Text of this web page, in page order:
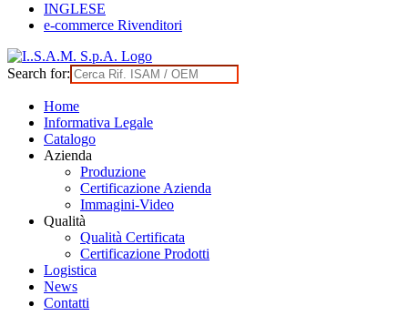
INGLESE
e-commerce Rivenditori
Search for:
Home
Informativa Legale
Catalogo
Azienda
Produzione
Certificazione Azienda
Immagini-Video
Qualità
Qualità Certificata
Certificazione Prodotti
Logistica
News
Contatti